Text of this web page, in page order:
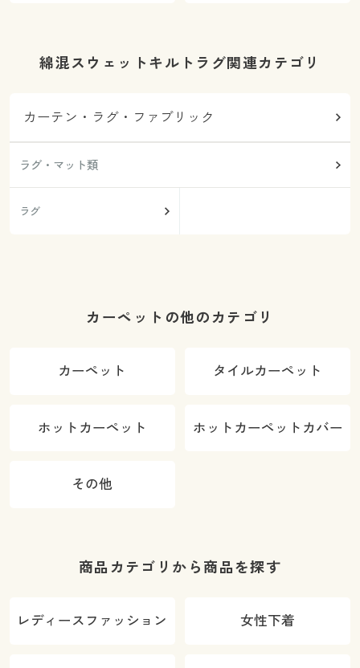
綿混スウェットキルトラグ関連カテゴリ
カーテン・ラグ・ファブリック
ラグ・マット類
ラグ
カーペットの他のカテゴリ
カーペット タイルカーペット
ホットカーペット ホットカーペットカバー
その他
商品カテゴリから商品を探す
レディースファッション 女性下着